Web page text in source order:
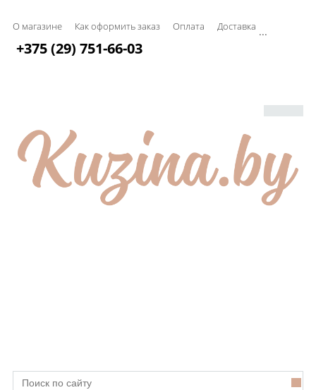
О магазине Как оформить заказ Оплата Доставка ...
+375 (29) 751-66-03